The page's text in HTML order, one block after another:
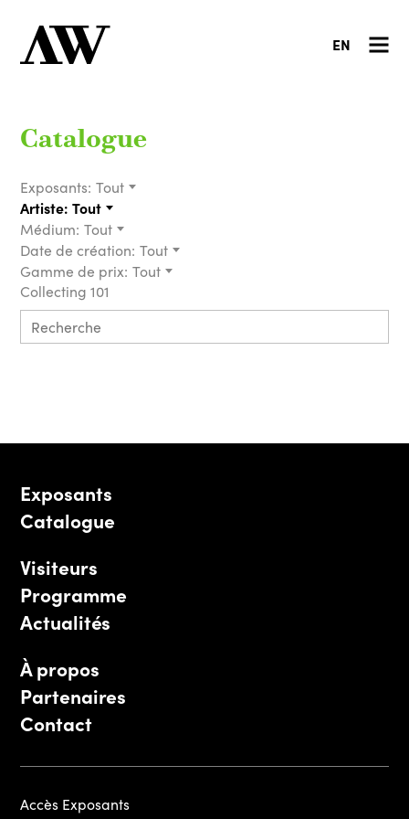
EN
Catalogue
Exposants: Tout
Artiste: Tout
Médium: Tout
Date de création: Tout
Gamme de prix: Tout
Collecting 101
Exposants
Catalogue
Visiteurs
Programme
Actualités
À propos
Partenaires
Contact
Accès Exposants